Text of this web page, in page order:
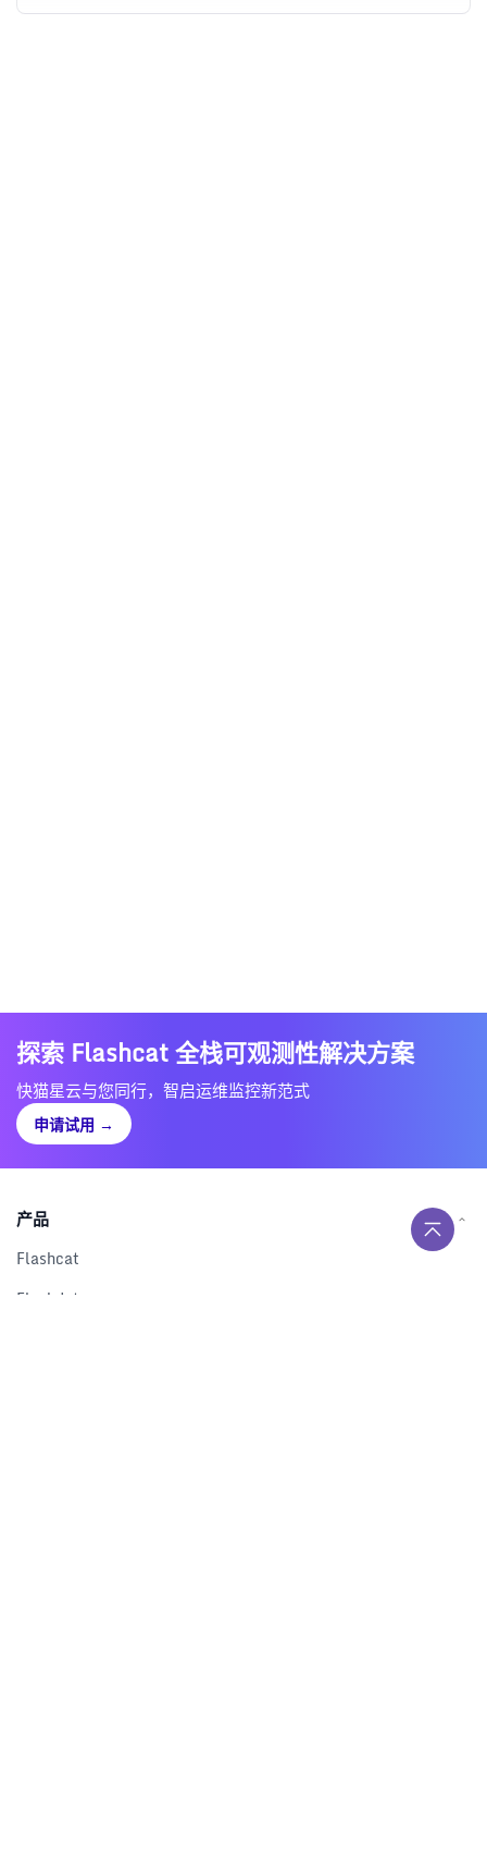
探索 Flashcat 全栈可观测性解决方案
快猫星云与您同行，智启运维监控新范式
申请试用 →
产品
Flashcat
Flashduty